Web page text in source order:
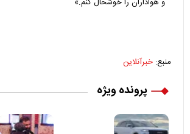
منبع: خبرآنلاین
پرونده ویژه